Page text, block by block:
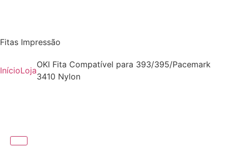
Fitas Impressão
InícioLoja
OKI Fita Compatível para 393/395/Pacemark
3410 Nylon